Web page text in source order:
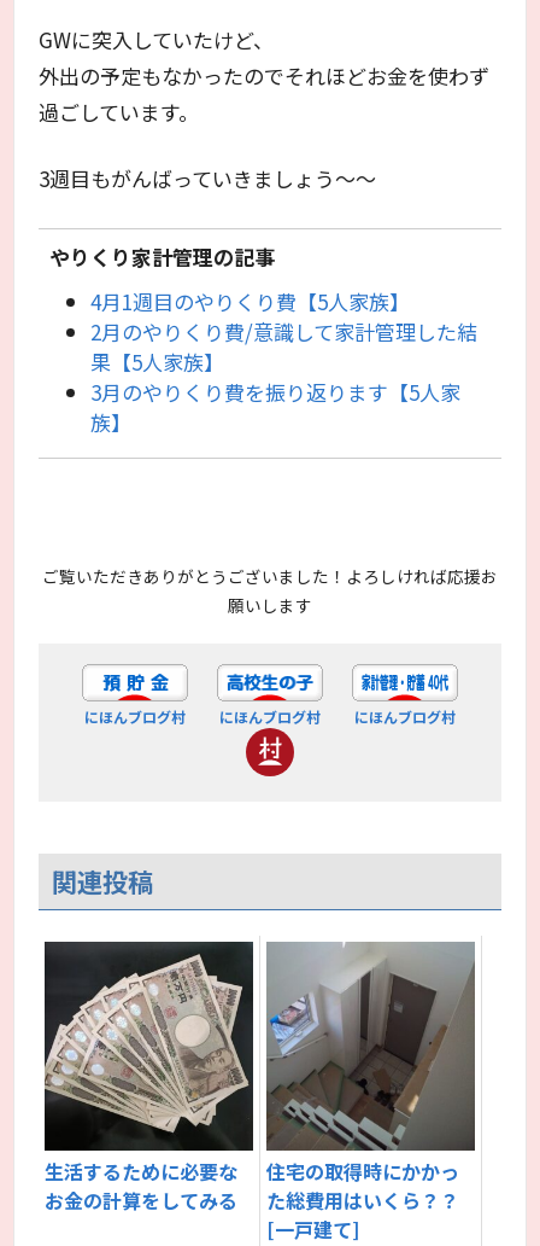
GWに突入していたけど、
外出の予定もなかったのでそれほどお金を使わず
過ごしています。
3週目もがんばっていきましょう～～
やりくり家計管理の記事
4月1週目のやりくり費【5人家族】
2月のやりくり費/意識して家計管理した結
果【5人家族】
3月のやりくり費を振り返ります【5人家
族】
ご覧いただきありがとうございました！よろしければ応援お
願いします
にほんブログ村 にほんブログ村 にほんブログ村
関連投稿
生活するために必要な
お金の計算をしてみる
住宅の取得時にかかっ
た総費用はいくら？？
[一戸建て]